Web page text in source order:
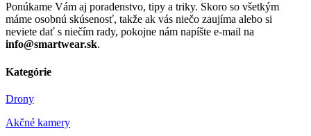
Ponúkame Vám aj poradenstvo, tipy a triky. Skoro so všetkým
máme osobnú skúsenosť, takže ak vás niečo zaujíma alebo si
neviete dať s niečím rady, pokojne nám napíšte e-mail na
info@smartwear.sk.
Kategórie
Drony
Akčné kamery